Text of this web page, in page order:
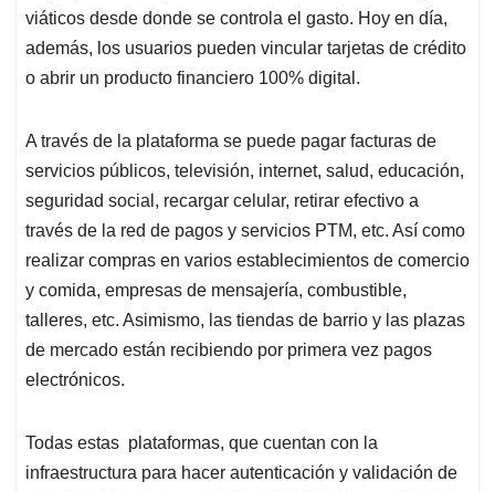
viáticos desde donde se controla el gasto. Hoy en día,
además, los usuarios pueden vincular tarjetas de crédito
o abrir un producto financiero 100% digital.
A través de la plataforma se puede pagar facturas de
servicios públicos, televisión, internet, salud, educación,
seguridad social, recargar celular, retirar efectivo a
través de la red de pagos y servicios PTM, etc. Así como
realizar compras en varios establecimientos de comercio
y comida, empresas de mensajería, combustible,
talleres, etc. Asimismo, las tiendas de barrio y las plazas
de mercado están recibiendo por primera vez pagos
electrónicos.
Todas estas plataformas, que cuentan con la
infraestructura para hacer autenticación y validación de